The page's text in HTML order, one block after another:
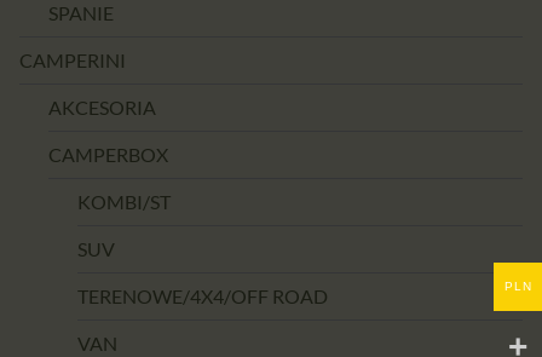
SPANIE
CAMPERINI
AKCESORIA
CAMPERBOX
KOMBI/ST
SUV
TERENOWE/4X4/OFF ROAD
VAN
PLN